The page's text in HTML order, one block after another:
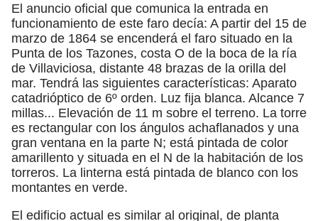
El anuncio oficial que comunica la entrada en
funcionamiento de este faro decía: A partir del 15 de
marzo de 1864 se encenderá el faro situado en la
Punta de los Tazones, costa O de la boca de la ría
de Villaviciosa, distante 48 brazas de la orilla del
mar. Tendrá las siguientes características: Aparato
catadrióptico de 6º orden. Luz fija blanca. Alcance 7
millas... Elevación de 11 m sobre el terreno. La torre
es rectangular con los ángulos achaflanados y una
gran ventana en la parte N; está pintada de color
amarillento y situada en el N de la habitación de los
torreros. La linterna está pintada de blanco con los
montantes en verde.
El edificio actual es similar al original, de planta